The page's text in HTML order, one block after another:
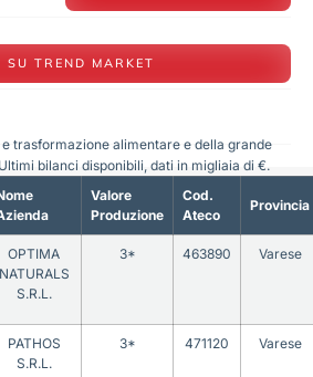
SU TREND MARKET
Valore
Produzione
Cod.
Ateco
Provincia
OPTIMA
NATURALS
S.R.L.
3* 463890 Varese
PATHOS
S.R.L.
3* 471120 Varese
trasformazione alimentare e della grande
bilanci disponibili, dati in migliaia di €.